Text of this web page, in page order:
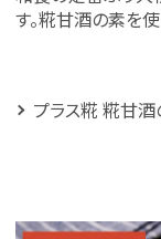
す。糀甘酒の素を
プラス糀 糀甘酒